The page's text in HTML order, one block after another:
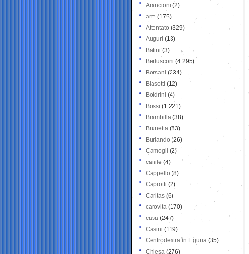
Arancioni (2)
arte (175)
Attentato (329)
Auguri (13)
Batini (3)
Berlusconi (4.295)
Bersani (234)
Biasotti (12)
Boldrini (4)
Bossi (1.221)
Brambilla (38)
Brunetta (83)
Burlando (26)
Camogli (2)
canile (4)
Cappello (8)
Caprotti (2)
Caritas (6)
carovita (170)
casa (247)
Casini (119)
Centrodestra in Liguria (35)
Chiesa (276)